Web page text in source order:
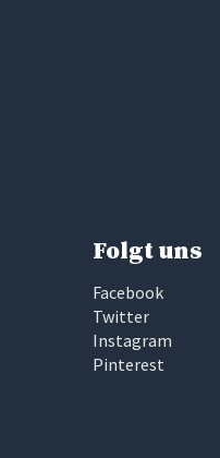
Folgt uns
Facebook
Twitter
Instagram
Pinterest